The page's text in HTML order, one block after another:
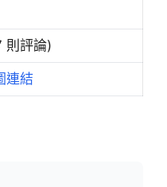
則評論)
連結